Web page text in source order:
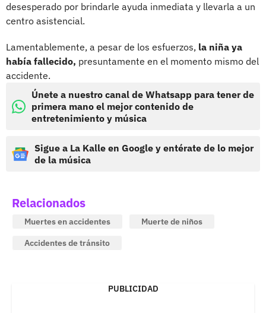
desesperado por brindarle ayuda inmediata y llevarla a un
centro asistencial.
Lamentablemente, a pesar de los esfuerzos, la niña ya
había fallecido, presuntamente en el momento mismo del
accidente.
Únete a nuestro canal de Whatsapp para tener de
primera mano el mejor contenido de
entretenimiento y música
Sigue a La Kalle en Google y entérate de lo mejor
de la música
Relacionados
Muertes en accidentes
Muerte de niños
Accidentes de tránsito
PUBLICIDAD